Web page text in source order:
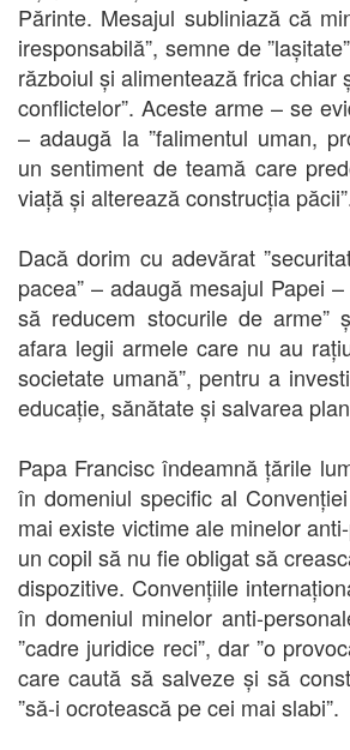
Părinte. Mesajul subliniază că
iresponsabilă”, semne de
războiul și alimentează frica chiar
conflictelor”. Aceste arme – se
– adaugă la ”falimentul uman,
un sentiment de teamă care
viață și alterează construcția
Dacă dorim cu adevărat
pacea” – adaugă mesajul Papei
să reducem stocurile de arme”
afara legii armele care nu au
societate umană”, pentru a
educație, sănătate și salvarea
Papa Francisc îndeamnă țările
în domeniul specific al
mai existe victime ale minelor
un copil să nu fie obligat să
dispozitive. Convențiile
în domeniul minelor anti-
”cadre juridice reci”, dar ”o
care caută să salveze și să
”să-i ocrotească pe cei mai slabi”.